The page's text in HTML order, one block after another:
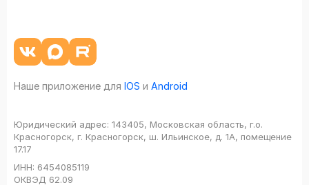
Наше приложение для IOS и Android
Юридический адрес: 143405, Московская область, г.о.
Красногорск, г. Красногорск, ш. Ильинское, д. 1А, помещение
17.17
ИНН: 6454085119
ОКВЭД 62.09